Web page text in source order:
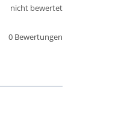
0 Bewertungen
nicht bewertet